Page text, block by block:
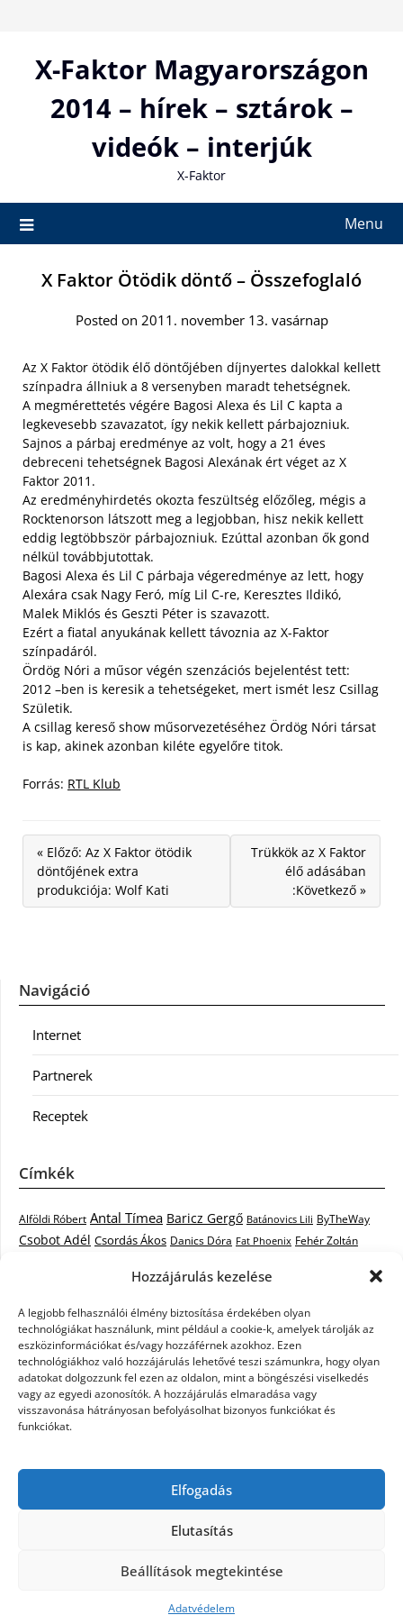
Hozzájárulás kezelése
A legjobb felhasználói élmény biztosítása érdekében olyan
technológiákat használunk, mint például a cookie-k, amelyek tárolják az
eszközinformációkat és/vagy hozzáférnek azokhoz. Ezen
technológiákhoz való hozzájárulás lehetővé teszi számunkra, hogy olyan
adatokat dolgozzunk fel ezen az oldalon, mint a böngészési viselkedés
vagy az egyedi azonosítók. A hozzájárulás elmaradása vagy
visszavonása hátrányosan befolyásolhat bizonyos funkciókat és
funkciókat.
Elfogadás
Elutasítás
Beállítások megtekintése
Adatvédelem
contentX-Faktor Magyarországon
2014 – hírek – sztárok –
videók – interjúk
X-Faktor
Menu
X Faktor Ötödik döntő – Összefoglaló
Posted on 2011. november 13. vasárnap
Az X Faktor ötödik élő döntőjében díjnyertes dalokkal kellett
színpadra állniuk a 8 versenyben maradt tehetségnek.
A megmérettetés végére Bagosi Alexa és Lil C kapta a
legkevesebb szavazatot, így nekik kellett párbajozniuk.
Sajnos a párbaj eredménye az volt, hogy a 21 éves
debreceni tehetségnek Bagosi Alexának ért véget az X
Faktor 2011.
Az eredményhirdetés okozta feszültség előzőleg, mégis a
Rocktenorson látszott meg a legjobban, hisz nekik kellett
eddig legtöbbször párbajozniuk. Ezúttal azonban ők gond
nélkül továbbjutottak.
Bagosi Alexa és Lil C párbaja végeredménye az lett, hogy
Alexára csak Nagy Feró, míg Lil C-re, Keresztes Ildikó,
Malek Miklós és Geszti Péter is szavazott.
Ezért a fiatal anyukának kellett távoznia az X-Faktor
színpadáról.
Ördög Nóri a műsor végén szenzációs bejelentést tett:
2012 –ben is keresik a tehetségeket, mert ismét lesz Csillag
Születik.
A csillag kereső show műsorvezetéséhez Ördög Nóri társat
is kap, akinek azonban kiléte egyelőre titok.
Forrás: RTL Klub
« Előző: Az X Faktor ötödik
döntőjének extra
produkciója: Wolf Kati
Trükkök az X Faktor
élő adásában
:Következő »
Navigáció
Internet
Partnerek
Receptek
Címkék
Alföldi Róbert Antal Tímea Baricz Gergő Batánovics Lili ByTheWay
Csobot Adél Csordás Ákos Danics Dóra Fat Phoenix Fehér Zoltán
Kovács László Stone
Krasznai Tünde Like LiL C. Malek Miklós mentor Muri Enikő
Nagy Feró Oláh Gergő Péterffy Lili Rocktenors RTL Klub
Cowell Szabó Dávid Szabó Ádám Szikora Róbert Takács Nikolas
Tarány Tamás Tóth Gabi Vastag Csaba Vastag Tamás
Kati X-factor X-FaktorX-Faktor videók
X-Faktor válogatásx faktor döntő Zámbó
©2026 X-Faktor Magyarországon 2014 – hírek –
WordPress Theme